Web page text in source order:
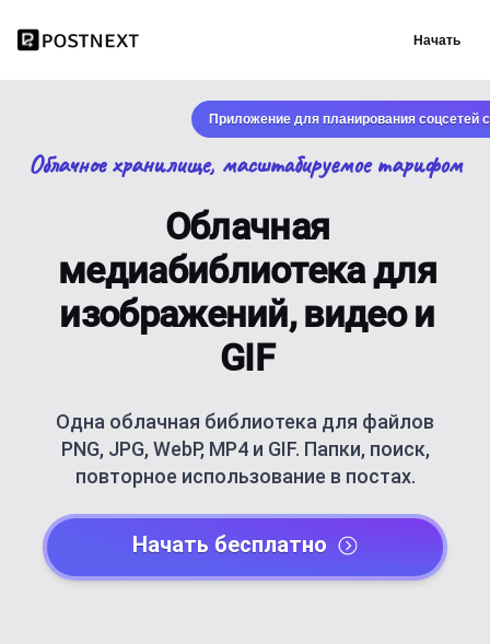
Начать
Приложение для планирования соцсетей
Облачное хранилище, масштабируемое тарифом
Облачная
медиабиблиотека для
изображений, видео и
GIF
Одна облачная библиотека для файлов
PNG, JPG, WebP, MP4 и GIF. Папки, поиск,
повторное использование в постах.
Начать бесплатно